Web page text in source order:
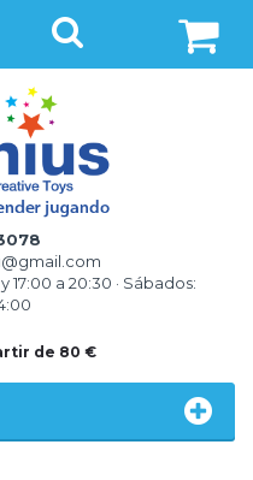
17:00 a 20:30 · Sábados:
de 80 €